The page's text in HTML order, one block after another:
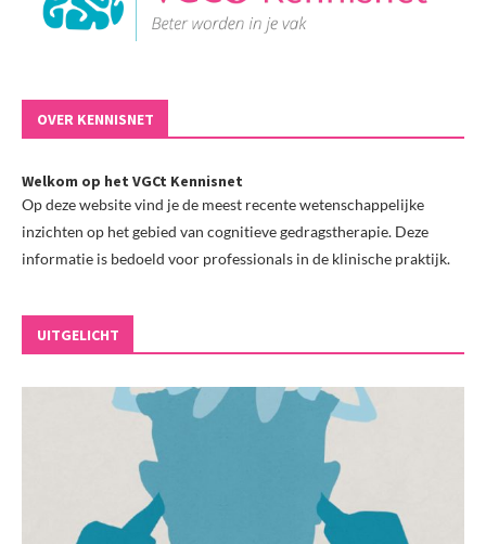
OVER KENNISNET
Welkom op het VGCt Kennisnet
Op deze website vind je de meest recente wetenschappelijke
inzichten op het gebied van cognitieve gedragstherapie. Deze
informatie is bedoeld voor professionals in de klinische praktijk.
UITGELICHT